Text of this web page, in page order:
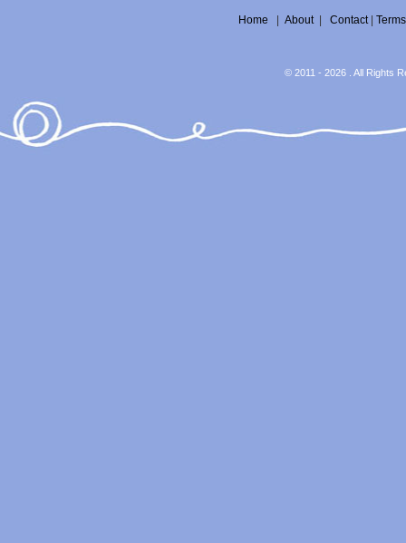
Home About| Contact| Terms
© 2011 - 2026 . All Rights